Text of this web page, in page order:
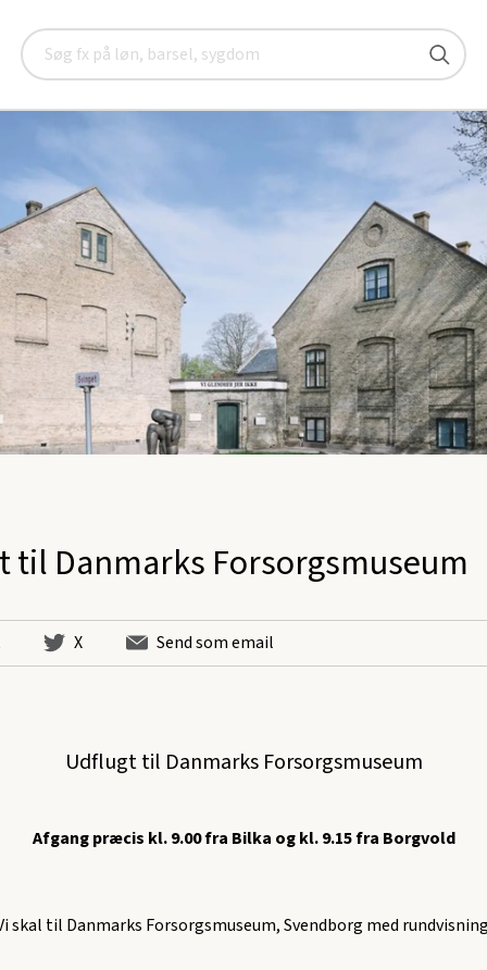
SøgSeniorklubberne Vejle Arrangementer Udflugt til
til Danmarks Forsorgsmuseum
X Send som email
Udflugt til Danmarks Forsorgsmuseum
Afgang præcis kl. 9.00 fra Bilka og kl. 9.15 fra Borgvold
skal til Danmarks Forsorgsmuseum, Svendborg med